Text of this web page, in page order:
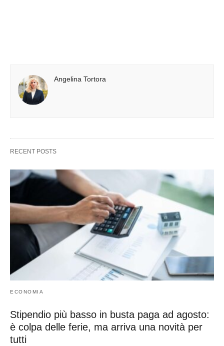
Angelina Tortora
RECENT POSTS
ECONOMIA
Stipendio più basso in busta paga ad agosto:
è colpa delle ferie, ma arriva una novità per
tutti